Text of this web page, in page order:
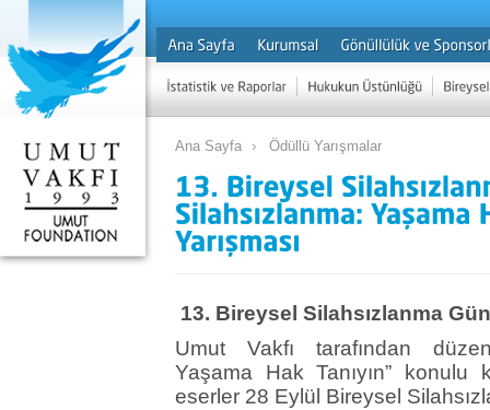
Ana Sayfa Ödüllü Yarışmalar
13. Bireysel Silahsızlanma
Umut Vakfı tarafından
Yaşama Hak Tanıyın” konulu
eserler 28 Eylül Bireysel